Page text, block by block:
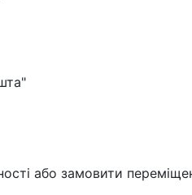
або замовити